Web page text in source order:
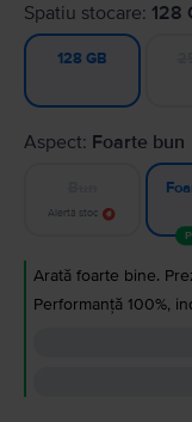
Spatiu stocare: 128
128 GB
Aspect: Foarte bun
Alertă stoc
Arată foarte bine.
Performanță 100%,